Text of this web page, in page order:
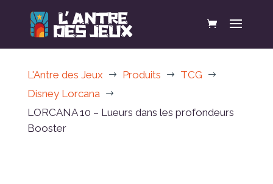
L'Antre des Jeux $ Produits $ TCG $
Disney Lorcana $
LORCANA 10 – Lueurs dans les profondeurs
Booster